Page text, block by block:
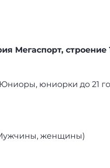
Мегаспорт, строение
юниорки до 21
женщины)